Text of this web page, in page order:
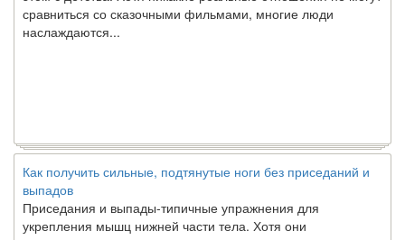
Как получить сильные, подтянутые ноги без приседаний и
выпадов
Приседания и выпады-типичные упражнения для
укрепления мышц нижней части тела. Хотя они
чрезвычайно распространены, они не могут быть
безопасным вариантом для всех. Некоторые...